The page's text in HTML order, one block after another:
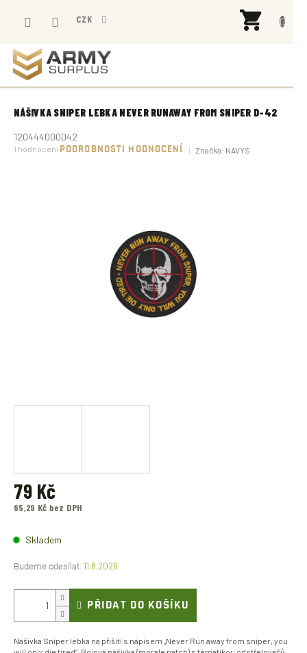
CZK
NÁŠIVKA SNIPER LEBKA NEVER RUNAWAY FROM SNIPER D-42
120444000D42
Průměrné
1 hodnocení PODROBNOSTI HODNOCENÍ Značka: NAVYS
79 Kč
65,29 Kč bez DPH
cena:Skladem
11.8.2026
PŘIDAT DO KOŠÍKU
Nášivka Sniper lebka na přišití s nápisem „Never Run away from sniper, you